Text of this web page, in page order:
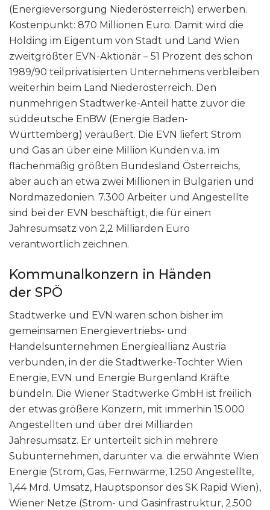
(Energieversorgung Niederösterreich) erwerben.
Kostenpunkt: 870 Millionen Euro. Damit wird die
Holding im Eigentum von Stadt und Land Wien
zweitgrößter EVN-Aktionär – 51 Prozent des schon
1989/90 teilprivatisierten Unternehmens verbleiben
weiterhin beim Land Niederösterreich. Den
nunmehrigen Stadtwerke-Anteil hatte zuvor die
süddeutsche EnBW (Energie Baden-
Württemberg) veräußert. Die EVN liefert Strom
und Gas an über eine Million Kunden v.a. im
flächenmäßig größten Bundesland Österreichs,
aber auch an etwa zwei Millionen in Bulgarien und
Nordmazedonien. 7.300 Arbeiter und Angestellte
sind bei der EVN beschäftigt, die für einen
Jahresumsatz von 2,2 Milliarden Euro
verantwortlich zeichnen.
Kommunalkonzern in Händen
der SPÖ
Stadtwerke und EVN waren schon bisher im
gemeinsamen Energievertriebs- und
Handelsunternehmen Energieallianz Austria
verbunden, in der die Stadtwerke-Tochter Wien
Energie, EVN und Energie Burgenland Kräfte
bündeln. Die Wiener Stadtwerke GmbH ist freilich
der etwas größere Konzern, mit immerhin 15.000
Angestellten und über drei Milliarden
Jahresumsatz. Er unterteilt sich in mehrere
Subunternehmen, darunter v.a. die erwähnte Wien
Energie (Strom, Gas, Fernwärme, 1.250 Angestellte,
1,44 Mrd. Umsatz, Hauptsponsor des SK Rapid Wien),
Wiener Netze (Strom- und Gasinfrastruktur, 2.500